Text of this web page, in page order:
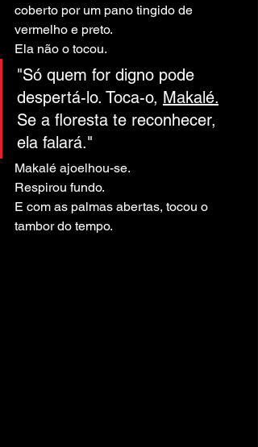
coberto por um pano tingido de
vermelho e preto.
Ela não o tocou.
"Só quem for digno pode
despertá-lo. Toca-o, Makalé.
Se a floresta te reconhecer,
ela falará."
Makalé ajoelhou-se.
Respirou fundo.
E com as palmas abertas, tocou o
tambor do tempo.